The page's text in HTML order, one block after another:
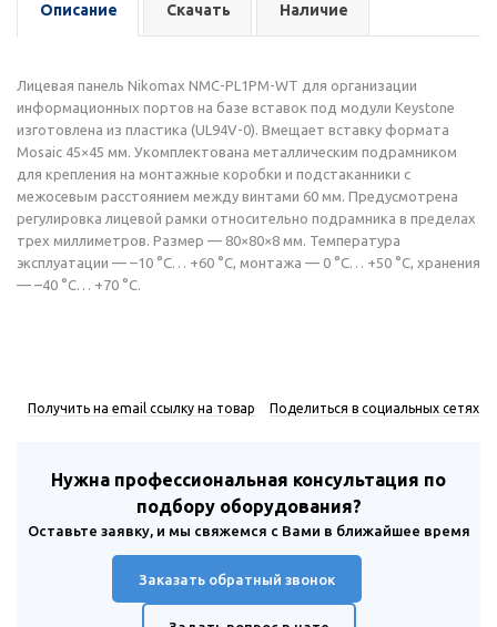
Описание Скачать Наличие
Лицевая панель Nikomax NMC-PL1PM-WT для организации
информационных портов на базе вставок под модули Keystone
изготовлена из пластика (UL94V-0). Вмещает вставку формата
Mosaic 45×45 мм. Укомплектована металлическим подрамником
для крепления на монтажные коробки и подстаканники с
межосевым расстоянием между винтами 60 мм. Предусмотрена
регулировка лицевой рамки относительно подрамника в пределах
трех миллиметров. Размер — 80×80×8 мм. Температура
эксплуатации — –10 °С… +60 °С, монтажа — 0 °С… +50 °С, хранения
— –40 °С… +70 °С.
Получить на email ссылку на товар Поделиться в социальных сетях
Нужна профессиональная консультация по
подбору оборудования?
Оставьте заявку, и мы свяжемся с Вами в ближайшее время
Заказать обратный звонок